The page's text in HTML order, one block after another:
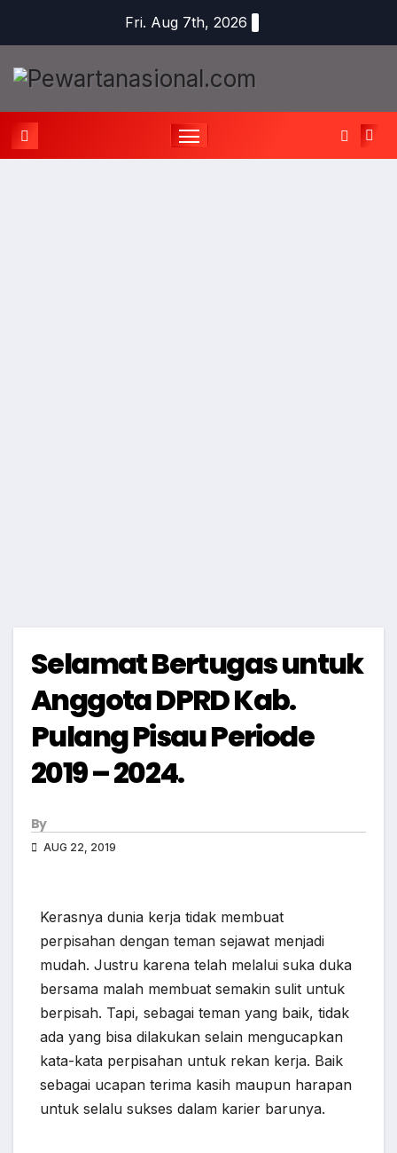
Fri. Aug 7th, 2026
Selamat Bertugas untuk
Anggota DPRD Kab.
Pulang Pisau Periode
2019 – 2024.
By
AUG 22, 2019
Kerasnya dunia kerja tidak membuat
perpisahan dengan teman sejawat menjadi
mudah. Justru karena telah melalui suka duka
bersama malah membuat semakin sulit untuk
berpisah. Tapi, sebagai teman yang baik, tidak
ada yang bisa dilakukan selain mengucapkan
kata-kata perpisahan untuk rekan kerja. Baik
sebagai ucapan terima kasih maupun harapan
untuk selalu sukses dalam karier barunya.